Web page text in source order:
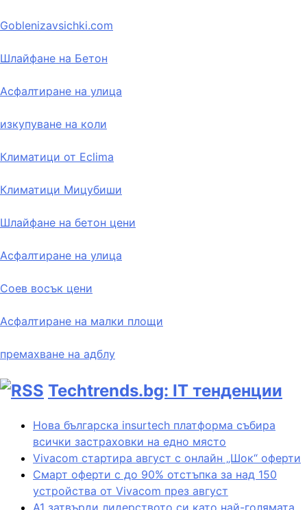
Goblenizavsichki.com
Шлайфане на Бетон
Асфалтиране на улица
изкупуване на коли
Климатици от Eclima
Климатици Мицубиши
Шлайфане на бетон цени
Асфалтиране на улица
Соев восък цени
Асфалтиране на малки площи
премахване на адблу
Techtrends.bg: IT тенденции
Нова българска insurtech платформа събира
всички застраховки на едно място
Vivacom стартира август с онлайн „Шок“ оферти
Смарт оферти с до 90% отстъпка за над 150
устройства от Vivacom през август
А1 затвърди лидерството си като най-голямата